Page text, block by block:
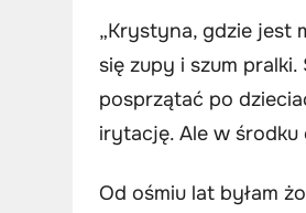
„Krystyna, gdzie jest
się zupy i szum
posprzątać po
irytację. Ale w środku
Od ośmiu lat byłam